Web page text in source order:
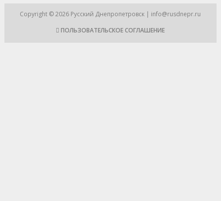
Copyright © 2026 Русский Днепропетровск | info@rusdnepr.ru
ПОЛЬЗОВАТЕЛЬСКОЕ СОГЛАШЕНИЕ